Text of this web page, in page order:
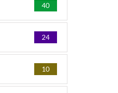
40
24
10